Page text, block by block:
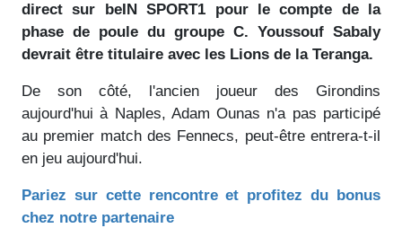
direct sur beIN SPORT1 pour le compte de la
phase de poule du groupe C. Youssouf Sabaly
devrait être titulaire avec les Lions de la Teranga.
De son côté, l'ancien joueur des Girondins
aujourd'hui à Naples, Adam Ounas n'a pas participé
au premier match des Fennecs, peut-être entrera-t-il
en jeu aujourd'hui.
Pariez sur cette rencontre et profitez du bonus
chez notre partenaire